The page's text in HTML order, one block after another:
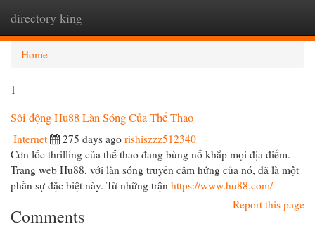
directory king
Home
1
Sôi động Hu88 Làn Sóng Của Thể Thao
Internet 275 days ago rishiszzz512340
Cơn lốc thrilling của thể thao đang bùng nổ khắp mọi địa điểm.
Trang web Hu88, với làn sóng truyền cảm hứng của nó, đã là một
phần sự đặc biệt này. Từ những trận https://www.hu88.com/
Report this page
Comments